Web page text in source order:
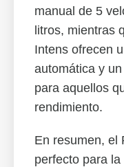
manual de 5
litros, mientras
Intens ofrecen
automática y
para aquellos
rendimiento.
En resumen, el
perfecto para